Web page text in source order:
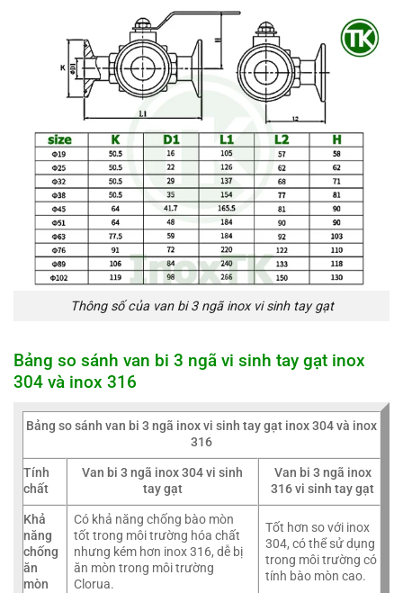
Thông số của van bi 3 ngã inox vi sinh tay gạt
Bảng so sánh van bi 3 ngã vi sinh tay gạt inox
304 và inox 316
Bảng so sánh van bi 3 ngã inox vi sinh tay gạt inox 304 và inox
316
Tính
chất
Van bi 3 ngã inox 304 vi sinh
tay gạt
Van bi 3 ngã inox
316 vi sinh tay gạt
Khả
năng
chống
ăn
mòn
Có khả năng chống bào mòn
tốt trong môi trường hóa chất
nhưng kém hơn inox 316, dễ bị
ăn mòn trong môi trường
Clorua.
Tốt hơn so với inox
304, có thể sử dụng
trong môi trường có
tính bào mòn cao.